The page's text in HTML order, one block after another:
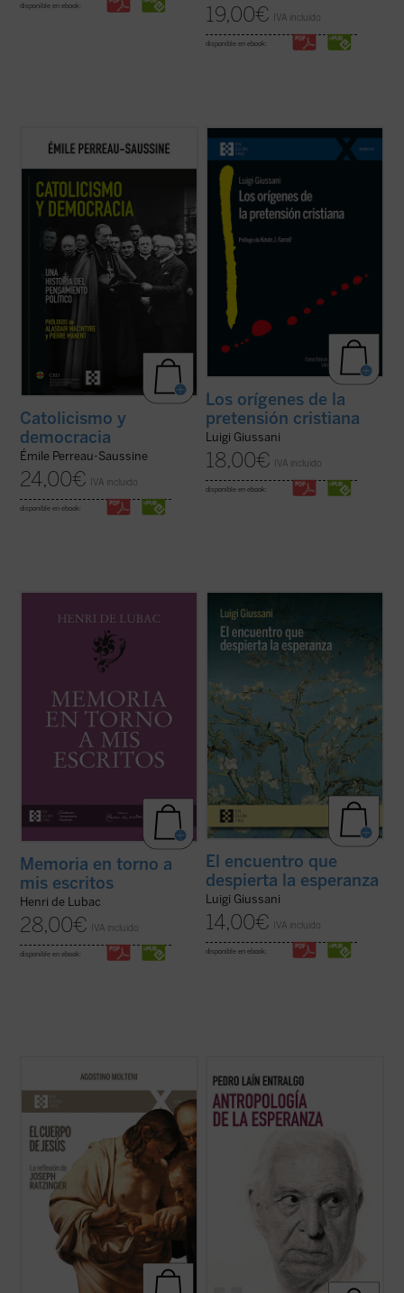
disponible en ebook: 19,00€ IVA incluido
disponible en ebook:
Catolicismo y democracia
evolución del pensamiento político católico
Iglesia respondió a la democracia liberal,
un sistema para el que no ... (ver ficha)
Catolicismo y
democracia
Émile Perreau-Saussine
24,00€ IVA incluido
disponible en ebook:
En este libro lúcido y provocador, Luigi
Giussani se adentra en la cuestión decisiva
del cristianismo: su pretensión única e
irreductible.Los orígenes de la pretensión
cristiana
no es un tratado teológico, sino
una propuesta ... (ver ficha)
Los orígenes de la
pretensión cristiana
Luigi Giussani
18,00€ IVA incluido
disponible en ebook:
primeros veinte años yMemoria en torno a
. Ambas Memorias nos
permiten conocer la vida y la obra de Henri
de Lubac desde su nacimiento en 1896
hasta el final de su período militar ...
Memoria en torno a
mis escritos
Henri de Lubac
28,00€ IVA incluido
disponible en ebook:
diálogo en asamblea y la síntesis, hasta
ahora inéditos, de Luigi Giussani con
jóvenes universitarios de Comunión y
Liberación en 1985. Giussani propone una
inversión de perspectiva: las necesidades
El encuentro que
despierta la esperanza
Luigi Giussani
14,00€ IVA incluido
disponible en ebook:
simples como profundas: ¿qué significa
que Jesús tuvo un cuerpo como el
nuestro? ¿Cómo pensó Joseph Ratzinger
el cuerpo de Jesús? No como un detalle
más de la fe cristiana, sino como una clave
para ...(ver ficha)
de los motores fundamentales del ser
humano: la esperanza. A través de un
análisis profundo y accesible, el autor
explora cómo este concepto ha guiado
nuestra historia, desde sus raíces más ...